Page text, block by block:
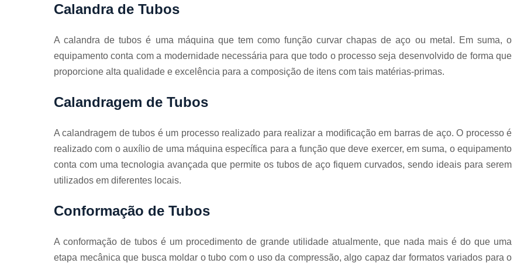
Guarda
corpos inox
Serviços de
dobra
aço carbono
Corrimão Ferro para Escada
Corrimão Ferro Quadrado
Corrimão com Ferro Tipo
Corrimão em Ferro
Corrimão Galvanizado
Corrimão Inox para Escada
Calandra de Tubos
A calandra de tubos é uma máquina que tem como função curvar chapas de aço ou metal. Em suma, o
equipamento conta com a modernidade necessária para que todo o processo seja desenvolvido de forma que
proporcione alta qualidade e excelência para a composição de itens com tais matérias-primas.
Calandragem de Tubos
A calandragem de tubos é um processo realizado para realizar a modificação em barras de aço. O processo é
realizado com o auxílio de uma máquina específica para a função que deve exercer, em suma, o equipamento
conta com uma tecnologia avançada que permite os tubos de aço fiquem curvados, sendo ideais para serem
utilizados em diferentes locais.
Conformação de Tubos
A conformação de tubos é um procedimento de grande utilidade atualmente, que nada mais é do que uma
etapa mecânica que busca moldar o tubo com o uso da compressão, algo capaz dar formatos variados para o